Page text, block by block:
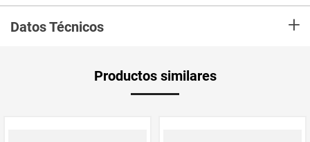
Datos Técnicos +
Productos similares